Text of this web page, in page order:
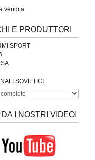
vendita
E PRODUTTORI
SPORT
SOVIETICI
I NOSTRI VIDEO!